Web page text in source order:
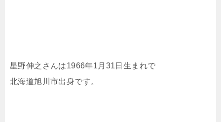
星野伸之さんは1966年1月31日生まれで
北海道旭川市出身です。